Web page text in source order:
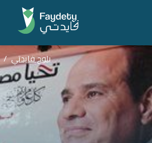
بلوج فايدتي /